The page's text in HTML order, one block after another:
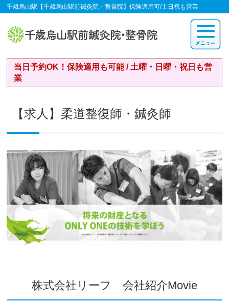
千歳烏山駅【千歳烏山駅前鍼灸院・整骨院】保険適用可/土日祝も営業
当日予約OK！保険適用も可能 / 土曜・日曜・祝日も営
業
【求人】柔道整復師・鍼灸師
株式会社リーフ 会社紹介Movie